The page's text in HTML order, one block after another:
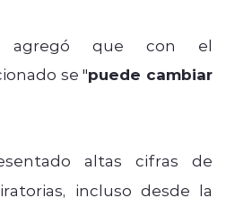
agregó que con el
se "puede cambiar
altas cifras de
incluso desde la